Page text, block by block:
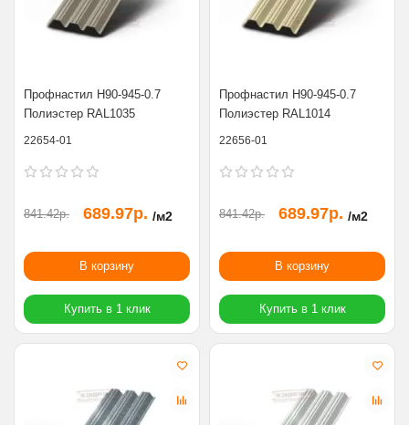
Профнастил Н90-945-0.7
Полиэстер RAL1035
22654-01
841.42р. 689.97р. /м2
В корзину
Купить в 1 клик
Профнастил Н90-945-0.7
Полиэстер RAL1014
22656-01
841.42р. 689.97р. /м2
В корзину
Купить в 1 клик